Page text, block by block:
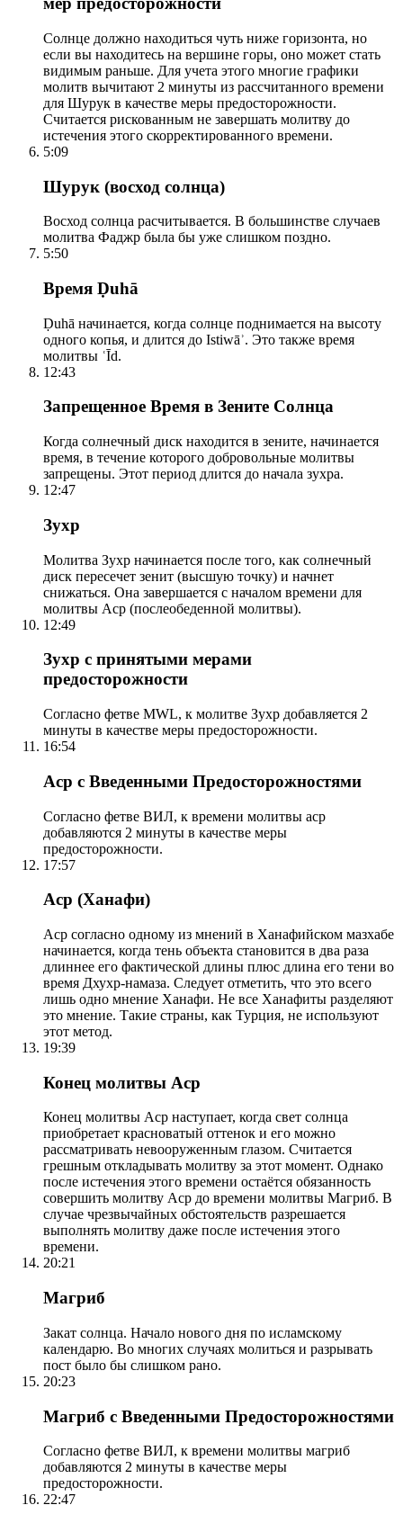
Солнце должно находиться чуть ниже горизонта, но
если вы находитесь на вершине горы, оно может стать
видимым раньше. Для учета этого многие графики
молитв вычитают 2 минуты из рассчитанного времени
для Шурук в качестве меры предосторожности.
Считается рискованным не завершать молитву до
истечения этого скорректированного времени.
5:09
Шурук (восход солнца)
Восход солнца расчитывается. В большинстве случаев
молитва Фаджр была бы уже слишком поздно.
5:50
Время Ḍuhā
Ḍuhā начинается, когда солнце поднимается на высоту
одного копья, и длится до Istiwāʾ. Это также время
молитвы ʿĪd.
12:43
Запрещенное Время в Зените Солнца
Когда солнечный диск находится в зените, начинается
время, в течение которого добровольные молитвы
запрещены. Этот период длится до начала зухра.
12:47
Зухр
Молитва Зухр начинается после того, как солнечный
диск пересечет зенит (высшую точку) и начнет
снижаться. Она завершается с началом времени для
молитвы Аср (послеобеденной молитвы).
12:49
Зухр с принятыми мерами
предосторожности
Согласно фетве MWL, к молитве Зухр добавляется 2
минуты в качестве меры предосторожности.
16:54
Аср с Введенными Предосторожностями
Согласно фетве ВИЛ, к времени молитвы аср
добавляются 2 минуты в качестве меры
предосторожности.
17:57
Аср (Ханафи)
Аср согласно одному из мнений в Ханафийском мазхабе
начинается, когда тень объекта становится в два раза
длиннее его фактической длины плюс длина его тени во
время Дхухр-намаза. Следует отметить, что это всего
лишь одно мнение Ханафи. Не все Ханафиты разделяют
это мнение. Такие страны, как Турция, не используют
этот метод.
19:39
Конец молитвы Аср
Конец молитвы Аср наступает, когда свет солнца
приобретает красноватый оттенок и его можно
рассматривать невооруженным глазом. Считается
грешным откладывать молитву за этот момент. Однако
после истечения этого времени остаётся обязанность
совершить молитву Аср до времени молитвы Магриб. В
случае чрезвычайных обстоятельств разрешается
выполнять молитву даже после истечения этого
времени.
20:21
Магриб
Закат солнца. Начало нового дня по исламскому
календарю. Во многих случаях молиться и разрывать
пост было бы слишком рано.
20:23
Магриб с Введенными Предосторожностями
Согласно фетве ВИЛ, к времени молитвы магриб
добавляются 2 минуты в качестве меры
предосторожности.
22:47